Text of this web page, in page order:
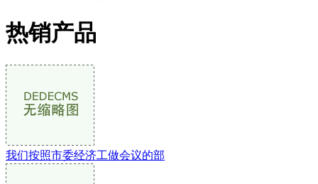
热销产品
我们按照市委经济工做会议的部